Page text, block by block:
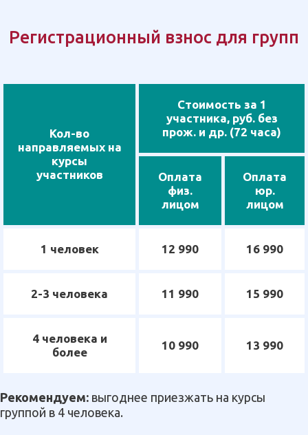
Регистрационный взнос для групп
Кол-во
направляемых на
курсы
участников
Стоимость за 1
участника, руб. без
прож. и др. (72 часа)
Оплата
физ.
лицом
Оплата
юр.
лицом
1 человек 12 990 16 990
2-3 человека 11 990 15 990
4 человека и
более
10 990 13 990
Рекомендуем: выгоднее приезжать на курсы
группой в 4 человека.